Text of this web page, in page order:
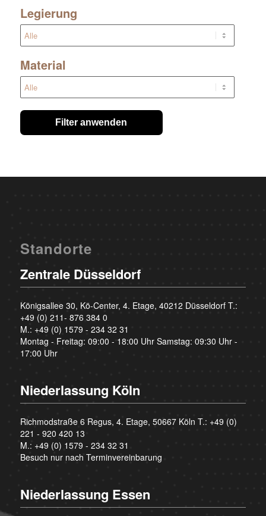
Legierung
Material
Filter anwenden
Standorte
Zentrale Düsseldorf
Königsallee 30, Kö-Center, 4. Etage, 40212 Düsseldorf T.:
+49 (0) 211- 876 384 0
M.: +49 (0) 1579 - 234 32 31
Montag - Freitag: 09:00 - 18:00 Uhr Samstag: 09:30 Uhr -
17:00 Uhr
Niederlassung Köln
Richmodstraße 6 Regus, 4. Etage, 50667 Köln T.: +49 (0)
221 - 920 420 13
M.: +49 (0) 1579 - 234 32 31
Besuch nur nach Terminvereinbarung
Niederlassung Essen